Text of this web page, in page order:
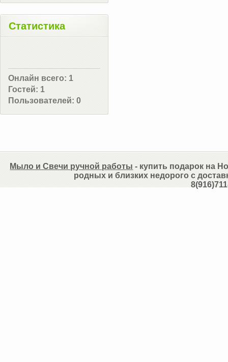
Статистика
Онлайн всего: 1
Гостей: 1
Пользователей: 0
Мыло и Свечи ручной работы - купить подарок на
родных и близких недорого с